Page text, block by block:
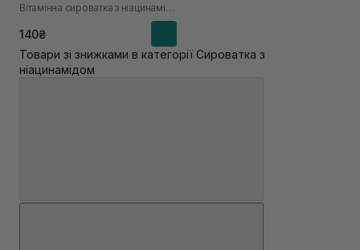
Вітамінна сироватка з ніацинамідом 5% і екстрактом юдзу
140₴
Товари зі знижками в категорії Сироватка з
ніацинамідом